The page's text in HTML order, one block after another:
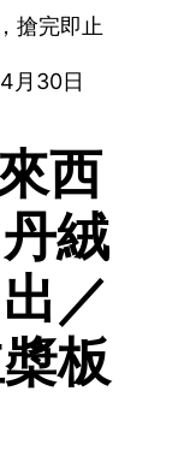
搶完即止
月30日
西
絨
／
板